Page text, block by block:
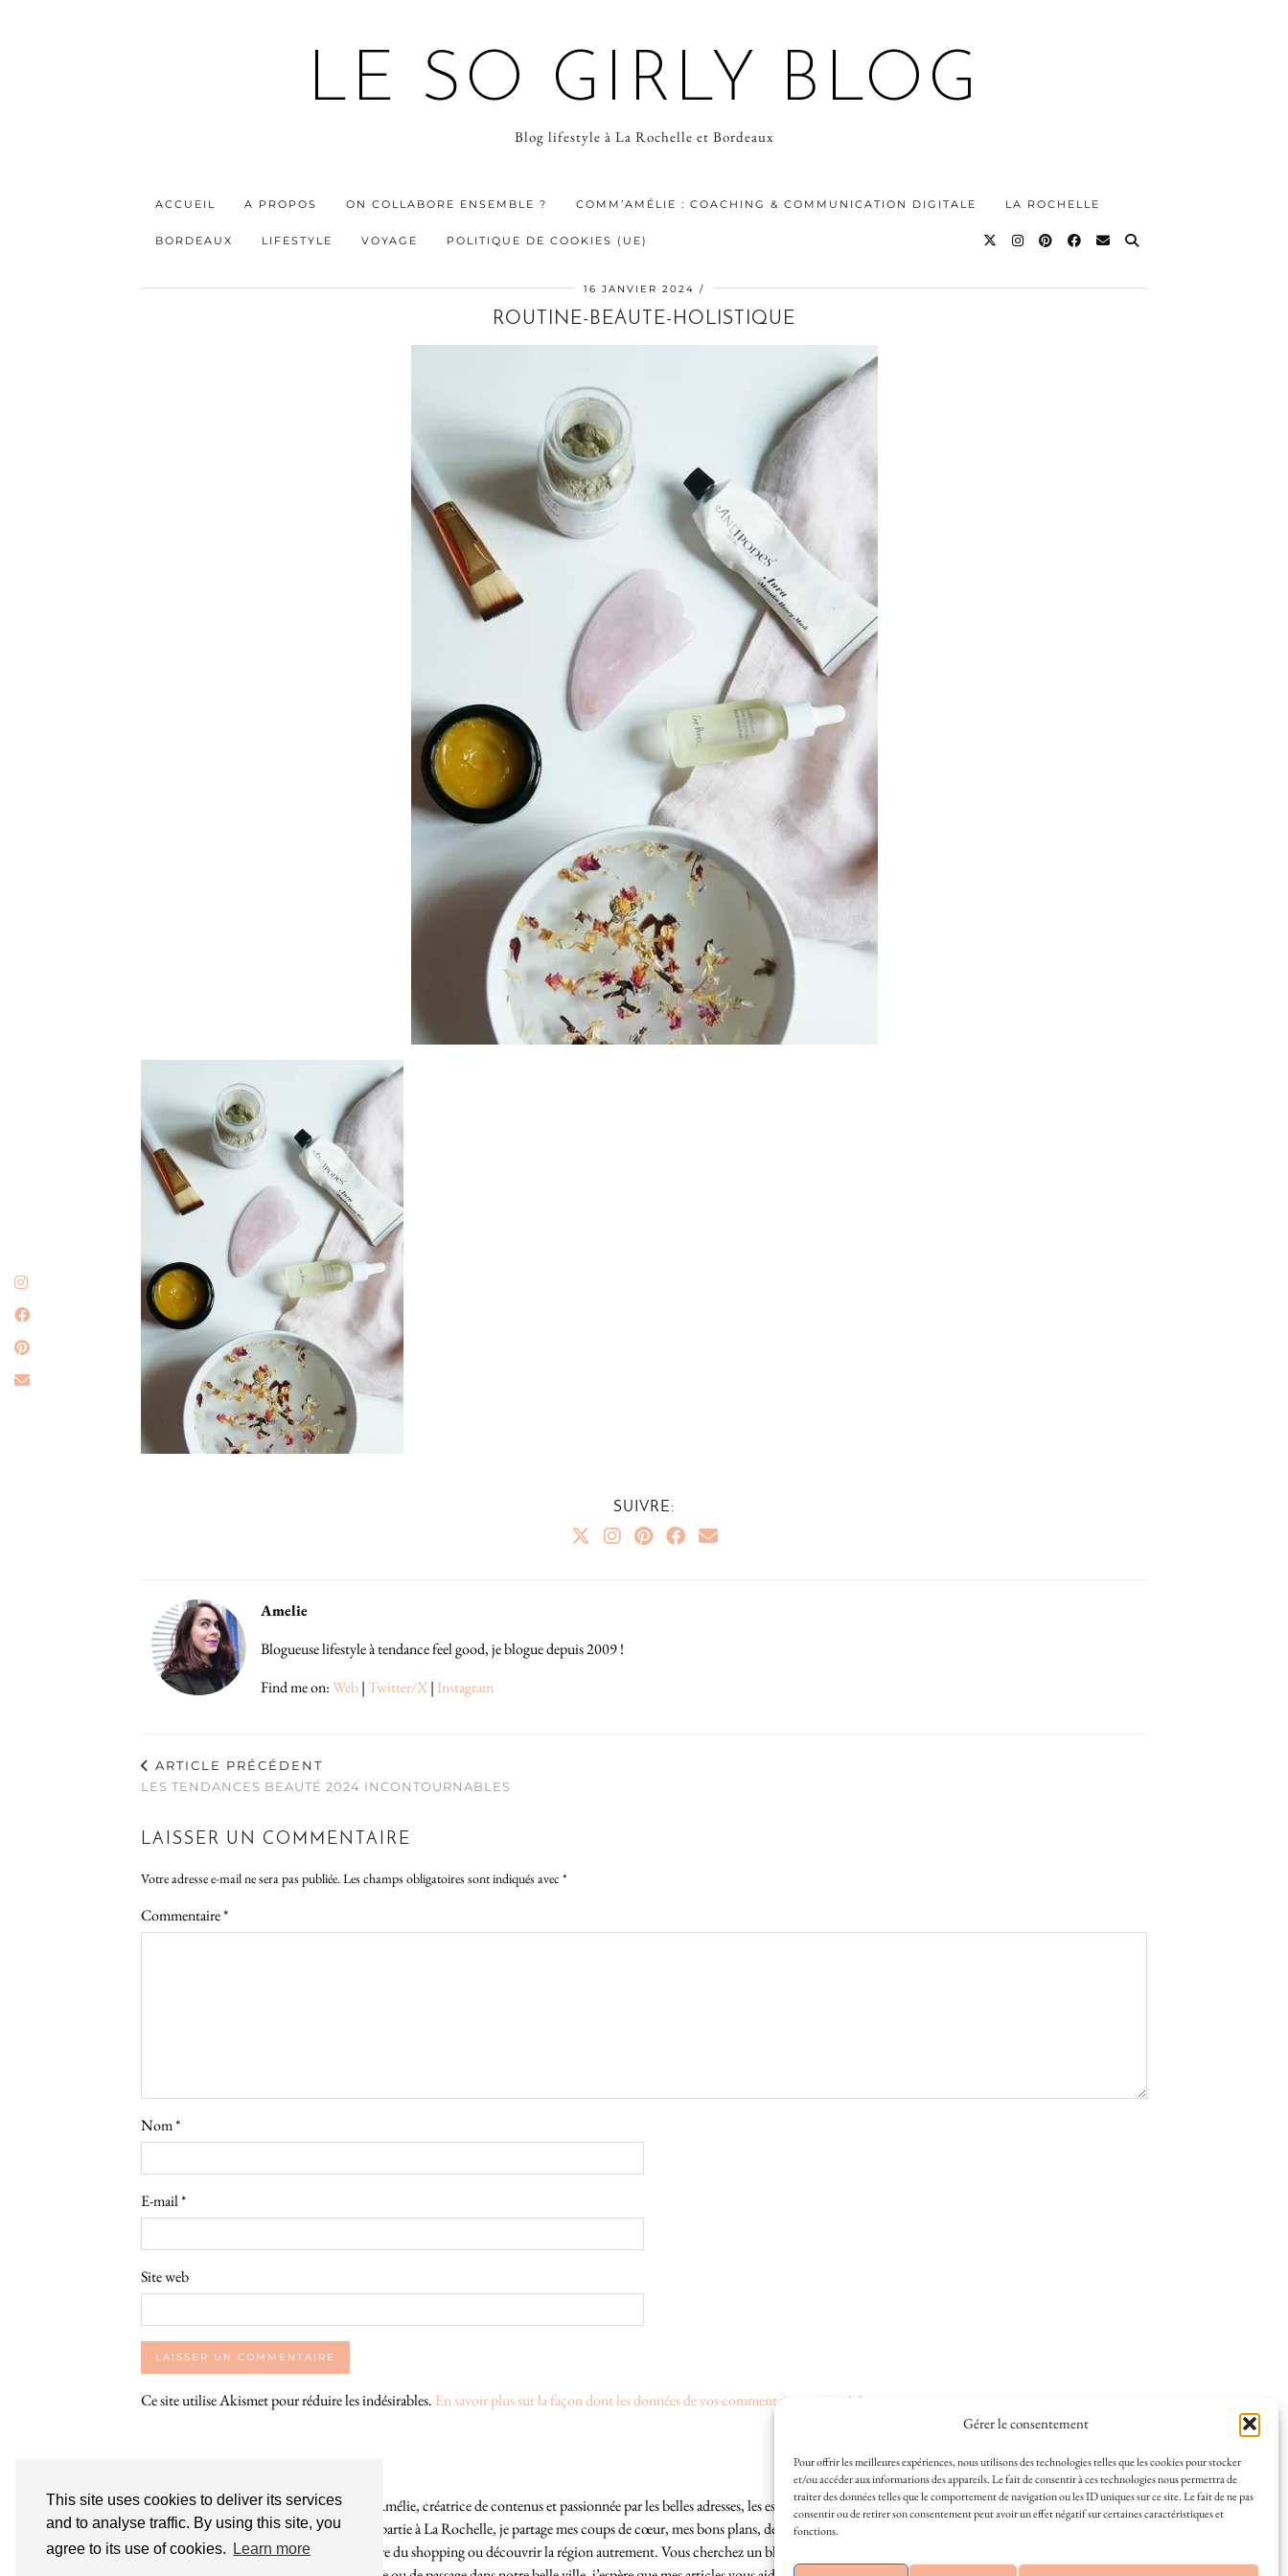
This site uses cookies to deliver its services
and to analyse traffic. By using this site, you
agree to its use of cookies.
Learn more
Gérer le consentement
Pour offrir les meilleures expériences, nous utilisons des technologies telles que les cookies pour stocker
et/ou accéder aux informations des appareils. Le fait de consentir à ces technologies nous permettra de
traiter des données telles que le comportement de navigation ou les ID uniques sur ce site. Le fait de ne pas
consentir ou de retirer son consentement peut avoir un effet négatif sur certaines caractéristiques et
fonctions.
LE SO GIRLY BLOG
Blog lifestyle à La Rochelle et Bordeaux
ACCUEIL A PROPOS ON COLLABORE ENSEMBLE ? COMM’AMÉLIE : COACHING & COMMUNICATION DIGITALE LA ROCHELLE
BORDEAUX LIFESTYLE VOYAGE POLITIQUE DE COOKIES (UE)
16 JANVIER 2024
ROUTINE-BEAUTE-HOLISTIQUE
SUIVRE:
Amelie
Blogueuse lifestyle à tendance feel good, je blogue depuis 2009 !
Find me on:Web|Twitter/X| Instagram
ARTICLE PRÉCÉDENT
LES TENDANCES BEAUTÉ 2024 INCONTOURNABLES
LAISSER UN COMMENTAIRE
Votre adresse e-mail ne sera pas publiée.Les champs obligatoires sont indiqués avec *
Commentaire*
Nom*
E-mail*
Site web
Ce site utilise Akismet pour réduire les indésirables. En savoir plus sur la façon dont les données de vos commentaires sont traitées
Bienvenue sur le So Girly Blog ! Je suis Amélie, créatrice de contenus et passionnée par les belles adresses, les escapades locales et la vie à La Rochelle, où je vis depuis plusieurs
années. À travers ce blog dédié en grande partie à La Rochelle, je partage mes coups de cœur, mes bons plans, des idées de sorties en solo ou à plusieurs, et mes meilleures adresses
rochelaises pour bruncher, se balader, faire du shopping ou découvrir la région autrement. Vous cherchez un blog lifestyle à La Rochelle, tenu par une locale ? Vous êtes au bon